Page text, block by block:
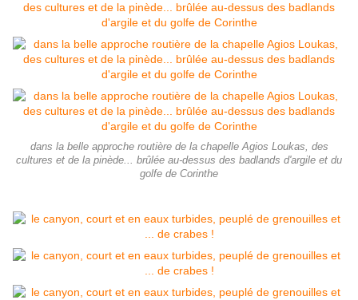
dans la belle approche routière de la chapelle Agios Loukas, des
cultures et de la pinède... brûlée au-dessus des badlands d'argile et du
golfe de Corinthe